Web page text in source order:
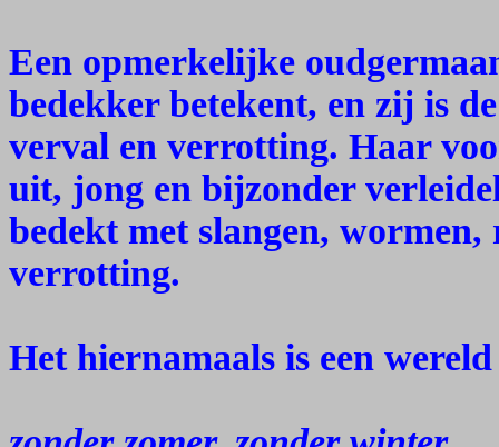
Een opmerkelijke
bedekker betekent, en zij is
verval en verrotting. Haar
uit, jong en bijzonder
bedekt met slangen, wormen,
verrotting.
Het hiernamaals is een wereld